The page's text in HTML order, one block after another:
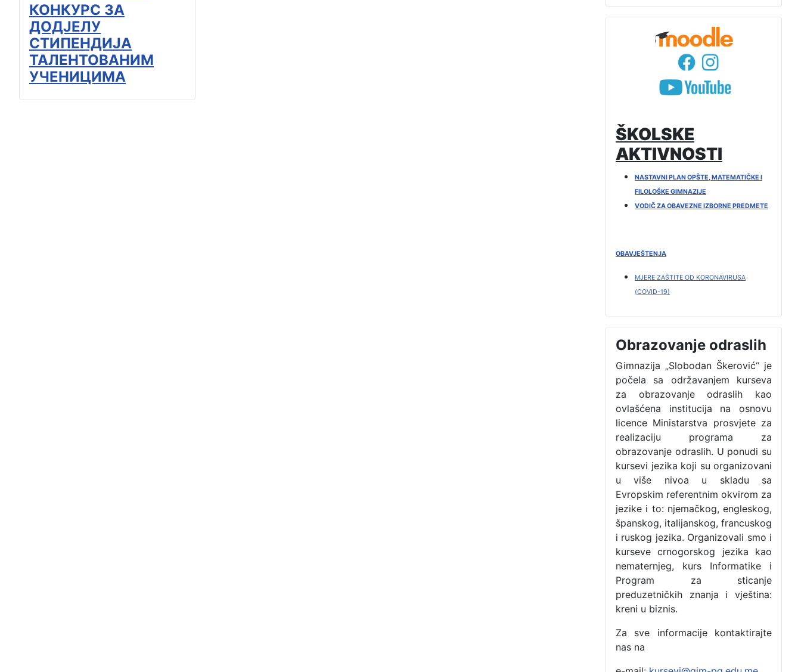
КОНКУРС ЗА
ДОДЈЕЛУ
СТИПЕНДИЈА
ТАЛЕНТОВАНИМ
УЧЕНИЦИМА
ŠKOLSKE
AKTIVNOSTI
NASTAVNI PLAN OPŠTE, MATEMATIČKE I
FILOLOŠKE GIMNAZIJE
VODIČ ZA OBAVEZNE IZBORNE PREDMETE
OBAVJEŠTENJA
MJERE ZAŠTITE OD KORONAVIRUSA
(COVID-19)
Obrazovanje odraslih
Gimnazija „Slobodan Škerović“ je
počela sa održavanjem kurseva
za obrazovanje odraslih kao
ovlašćena institucija na osnovu
licence Ministarstva prosvjete za
realizaciju programa za
obrazovanje odraslih. U ponudi su
kursevi jezika koji su organizovani
u više nivoa u skladu sa
Evropskim referentnim okvirom za
jezike i to: njemačkog, engleskog,
španskog, italijanskog, francuskog
i ruskog jezika. Organizovali smo i
kurseve crnogorskog jezika kao
nematernjeg, kurs Informatike i
Program za sticanje
preduzetničkih znanja i vještina:
kreni u biznis.
Za sve informacije kontaktirajte
nas na